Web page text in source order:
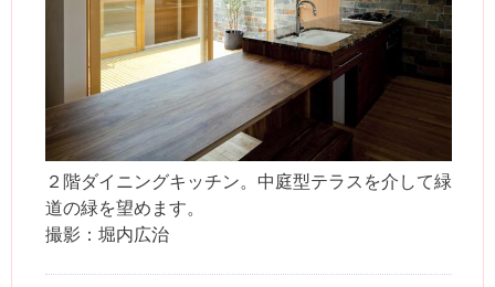
２階ダイニングキッチン。中庭型テラスを介して緑
道の緑を望めます。
撮影：堀内広治